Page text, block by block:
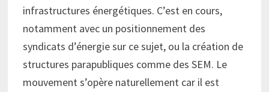
infrastructures énergétiques. C’est en cours,
notamment avec un positionnement des
syndicats d’énergie sur ce sujet, ou la création de
structures parapubliques comme des SEM. Le
mouvement s’opère naturellement car il est